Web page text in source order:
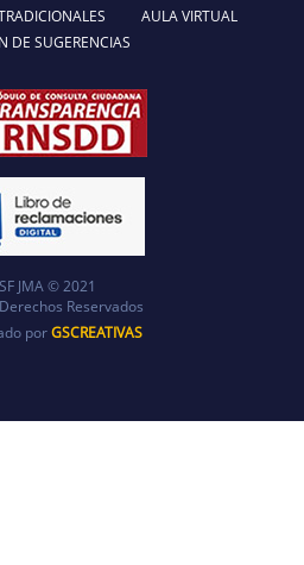
AULA VIRTUAL
DE SUGERENCIAS
JMA © 2021
Reservados
porGSCREATIVAS